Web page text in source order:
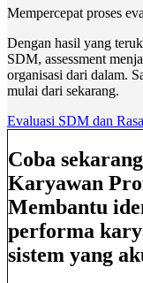
Mempercepat proses
Dengan hasil yang
SDM, assessment
organisasi dari dalam.
mulai dari sekarang.
Evaluasi SDM dan
Coba
Karyawan
Membantu
performa
sistem yang